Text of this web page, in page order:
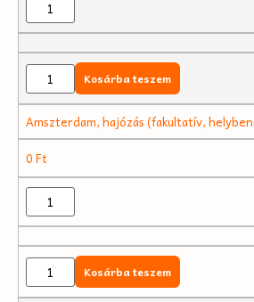
Kosárba teszem
Amszterdam, hajózás (fakultatív,
0Ft
Kosárba teszem